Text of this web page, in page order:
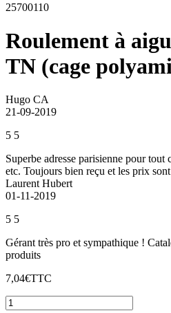
25700110
Roulement à
TN (cage
Hugo CA
21-09-2019
5 5
Superbe adresse parisienne pour tout
etc. Toujours bien reçu et les prix
Laurent Hubert
01-11-2019
5 5
Gérant très pro et sympathique !
produits
7,04€TTC